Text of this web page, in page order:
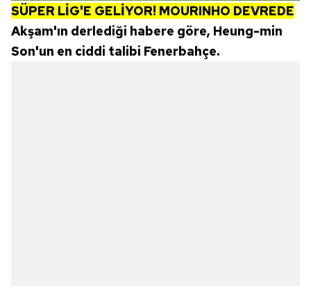
SÜPER LİG'E GELİYOR! MOURINHO DEVREDE
Akşam'ın derlediği habere göre, Heung-min
Son'un en ciddi talibi Fenerbahçe.